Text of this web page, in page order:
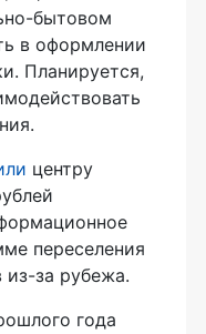
бытовом
в оформлении
Планируется,
центру
переселения
из-за рубежа.
года